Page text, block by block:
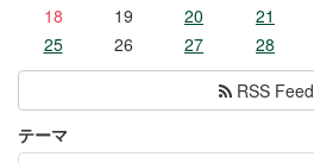
18
19 20 21
25
26 27 28
RSS Feed
テーマ